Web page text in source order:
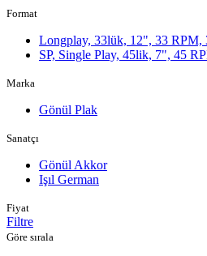
Format
Longplay, 33lük, 12", 33 RPM,
SP, Single Play, 45lik, 7", 45
Marka
Gönül Plak
Sanatçı
Gönül Akkor
Işıl German
Fiyat
Filtre
Göre sırala